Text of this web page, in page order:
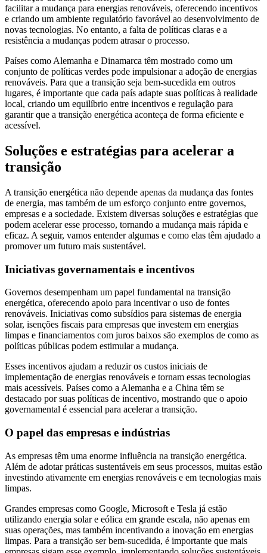
facilitar a mudança para energias renováveis, oferecendo incentivos
e criando um ambiente regulatório favorável ao desenvolvimento de
novas tecnologias. No entanto, a falta de políticas claras e a
resistência a mudanças podem atrasar o processo.
Países como Alemanha e Dinamarca têm mostrado como um
conjunto de políticas verdes pode impulsionar a adoção de energias
renováveis. Para que a transição seja bem-sucedida em outros
lugares, é importante que cada país adapte suas políticas à realidade
local, criando um equilíbrio entre incentivos e regulação para
garantir que a transição energética aconteça de forma eficiente e
acessível.
Soluções e estratégias para acelerar a
transição
A transição energética não depende apenas da mudança das fontes
de energia, mas também de um esforço conjunto entre governos,
empresas e a sociedade. Existem diversas soluções e estratégias que
podem acelerar esse processo, tornando a mudança mais rápida e
eficaz. A seguir, vamos entender algumas e como elas têm ajudado a
promover um futuro mais sustentável.
Iniciativas governamentais e incentivos
Governos desempenham um papel fundamental na transição
energética, oferecendo apoio para incentivar o uso de fontes
renováveis. Iniciativas como subsídios para sistemas de energia
solar, isenções fiscais para empresas que investem em energias
limpas e financiamentos com juros baixos são exemplos de como as
políticas públicas podem estimular a mudança.
Esses incentivos ajudam a reduzir os custos iniciais de
implementação de energias renováveis e tornam essas tecnologias
mais acessíveis. Países como a Alemanha e a China têm se
destacado por suas políticas de incentivo, mostrando que o apoio
governamental é essencial para acelerar a transição.
O papel das empresas e indústrias
As empresas têm uma enorme influência na transição energética.
Além de adotar práticas sustentáveis em seus processos, muitas estão
investindo ativamente em energias renováveis e em tecnologias mais
limpas.
Grandes empresas como Google, Microsoft e Tesla já estão
utilizando energia solar e eólica em grande escala, não apenas em
suas operações, mas também incentivando a inovação em energias
limpas. Para a transição ser bem-sucedida, é importante que mais